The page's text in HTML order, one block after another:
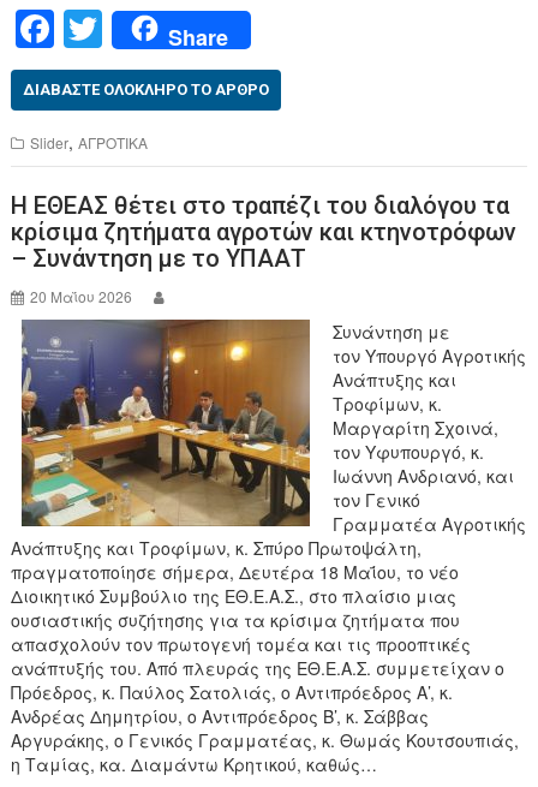
F
a
c
e
b
o
o
k
T
wi
tt
er
Share
ΔΙΑΒΆΣΤΕ ΟΛΌΚΛΗΡΟ ΤΟ ΆΡΘΡΟ
Slider,ΑΓΡΟΤΙΚΑ
Η ΕΘΕΑΣ θέτει στο τραπέζι του διαλόγου τα
κρίσιμα ζητήματα αγροτών και κτηνοτρόφων
– Συνάντηση με το ΥΠΑΑΤ
20 Μαΐου 2026
Συνάντηση με
τον Υπουργό Αγροτικής
Ανάπτυξης και
Τροφίμων, κ.
Μαργαρίτη Σχοινά,
τον Υφυπουργό, κ.
Ιωάννη Ανδριανό, και
τον Γενικό
Γραμματέα Αγροτικής
Ανάπτυξης και Τροφίμων, κ. Σπύρο Πρωτοψάλτη,
πραγματοποίησε σήμερα, Δευτέρα 18 Μαΐου, το νέο
Διοικητικό Συμβούλιο της ΕΘ.Ε.Α.Σ., στο πλαίσιο μιας
ουσιαστικής συζήτησης για τα κρίσιμα ζητήματα που
απασχολούν τον πρωτογενή τομέα και τις προοπτικές
ανάπτυξής του. Από πλευράς της ΕΘ.Ε.Α.Σ. συμμετείχαν ο
Πρόεδρος, κ. Παύλος Σατολιάς, ο Αντιπρόεδρος Α’, κ.
Ανδρέας Δημητρίου, ο Αντιπρόεδρος Β’, κ. Σάββας
Αργυράκης, ο Γενικός Γραμματέας, κ. Θωμάς Κουτσουπιάς,
η Ταμίας, κα. Διαμάντω Κρητικού, καθώς…